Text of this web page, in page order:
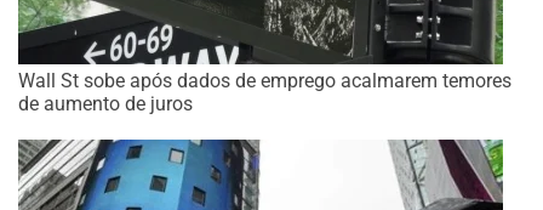
Wall St sobe após dados de emprego acalmarem temores
de aumento de juros